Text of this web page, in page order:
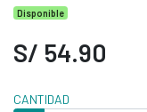
Disponible
S/ 54.90
CANTIDAD